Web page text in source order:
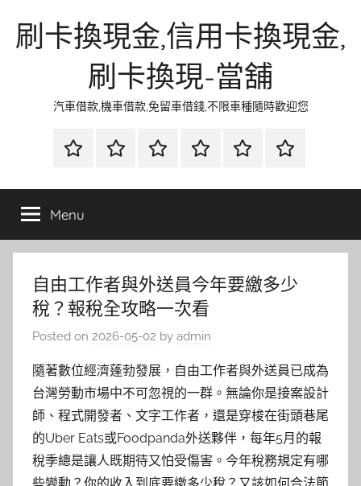
刷卡換現金,信用卡換現金,
刷卡換現-當舖
汽車借款,機車借款,免留車借錢,不限車種隨時歡迎您
首
當
金
網
資
流
時
環
清
聯
徵
Menu
自由工作者與外送員今年要繳多少
稅？報稅全攻略一次看
Posted on 2026-05-02 by admin
隨著數位經濟蓬勃發展，自由工作者與外送員已成為
台灣勞動市場中不可忽視的一群。無論你是接案設計
師、程式開發者、文字工作者，還是穿梭在街頭巷尾
的Uber Eats或Foodpanda外送夥伴，每年5月的報
稅季總是讓人既期待又怕受傷害。今年稅務規定有哪